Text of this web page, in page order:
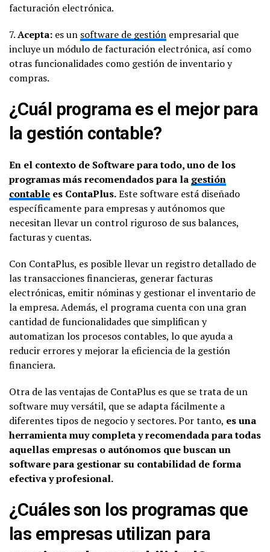
facturación electrónica.
7.Acepta: es un software de gestión empresarial que
incluye un módulo de facturación electrónica, así como
otras funcionalidades como gestión de inventario y
compras.
¿Cuál programa es el mejor para
la gestión contable?
En el contexto de Software para todo, uno de los
programas más recomendados para la gestión
contable es ContaPlus.Este software está diseñado
específicamente para empresas y autónomos que
necesitan llevar un control riguroso de sus balances,
facturas y cuentas.
Con ContaPlus, es posible llevar un registro detallado de
las transacciones financieras, generar facturas
electrónicas, emitir nóminas y gestionar el inventario de
la empresa. Además, el programa cuenta con una gran
cantidad de funcionalidades que simplifican y
automatizan los procesos contables, lo que ayuda a
reducir errores y mejorar la eficiencia de la gestión
financiera.
Otra de las ventajas de ContaPlus es que se trata de un
software muy versátil, que se adapta fácilmente a
diferentes tipos de negocio y sectores. Por tanto, es una
herramienta muy completa y recomendada para todas
aquellas empresas o autónomos que buscan un
software para gestionar su contabilidad de forma
efectiva y profesional.
¿Cuáles son los programas que
las empresas utilizan para